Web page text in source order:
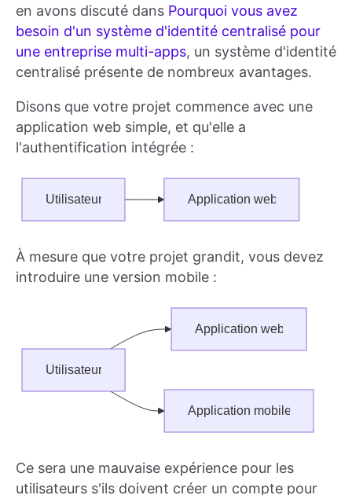
en avons discuté dans Pourquoi vous avez
besoin d'un système d'identité centralisé pour
une entreprise multi-apps, un système d'identité
centralisé présente de nombreux avantages.
Disons que votre projet commence avec une
application web simple, et qu'elle a
l'authentification intégrée :
À mesure que votre projet grandit, vous devez
introduire une version mobile :
Ce sera une mauvaise expérience pour les
utilisateurs s'ils doivent créer un compte pour